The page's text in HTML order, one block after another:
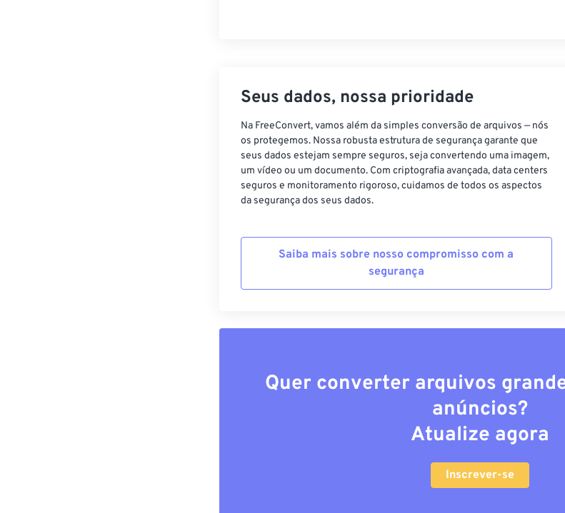
Seus dados, nossa prioridade
Na FreeConvert, vamos além da simples conversão de arquivos — nós
os protegemos. Nossa robusta estrutura de segurança garante que
seus dados estejam sempre seguros, seja convertendo uma imagem,
um vídeo ou um documento. Com criptografia avançada, data centers
seguros e monitoramento rigoroso, cuidamos de todos os aspectos
da segurança dos seus dados.
Saiba mais sobre nosso compromisso com a
segurança
Quer converter arquivos
anúncios?
Atualize agora
Inscrever-se